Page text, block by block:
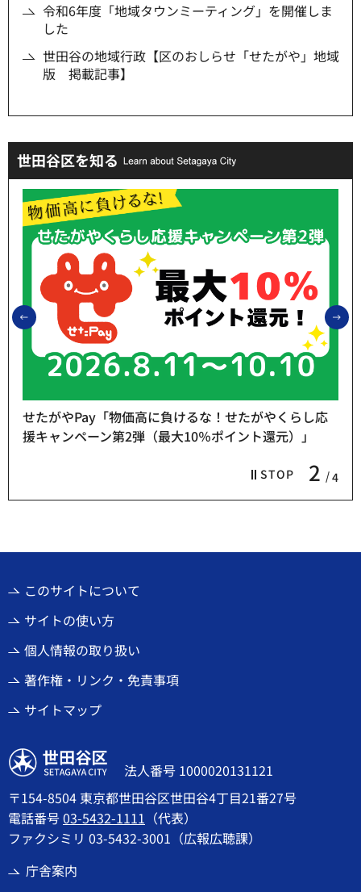
令和6年度「地域タウンミーティング」を開催しま
した
世田谷の地域行政【区のおしらせ「せたがや」地域
版 掲載記事】
世田谷区を知る
前のスライドを表示
STOP 2 4
せたがやPay「物価高に負けるな！せたがやくらし応
援キャンペーン第2弾（最大10％ポイント還元）」
このサイトについて
サイトの使い方
個人情報の取り扱い
著作権・リンク・免責事項
サイトマップ
世田谷区
法人番号 1000020131121
〒154-8504 東京都世田谷区世田谷4丁目21番27号
電話番号03-5432-1111 （代表）
ファクシミリ 03-5432-3001（広報広聴課）
庁舎案内